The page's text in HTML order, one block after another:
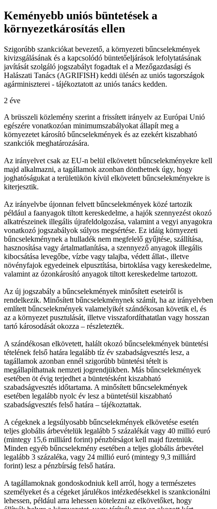
Keményebb uniós büntetések a
környezetkárosítás ellen
Szigorúbb szankciókat bevezető, a környezeti bűncselekmények
kivizsgálásának és a kapcsolódó büntetőeljárások lefolytatásának
javítását szolgáló jogszabályt fogadtak el a Mezőgazdasági és
Halászati Tanács (AGRIFISH) keddi ülésén az uniós tagországok
agárminiszterei - tájékoztatott az uniós tanács kedden.
2 éve
A brüsszeli közlemény szerint a frissített irányelv az Európai Unió
egészére vonatkozóan minimumszabályokat állapít meg a
környezetet károsító bűncselekmények és az ezekért kiszabható
szankciók meghatározására.
Az irányelvet csak az EU-n belül elkövetett bűncselekményekre kell
majd alkalmazni, a tagállamok azonban dönthetnek úgy, hogy
joghatóságukat a területükön kívül elkövetett bűncselekményekre is
kiterjesztik.
Az irányelvbe újonnan felvett bűncselekmények közé tartozik
például a faanyagok tiltott kereskedelme, a hajók szennyezést okozó
alkatrészeinek illegális újrafeldolgozása, valamint a vegyi anyagokra
vonatkozó jogszabályok súlyos megsértése. Ez idáig környezeti
bűncselekménynek a hulladék nem megfelelő gyűjtése, szállítása,
hasznosítása vagy ártalmatlanítása, a szennyező anyagok illegális
kibocsátása levegőbe, vízbe vagy talajba, védett állat-, illetve
növényfajok egyedeinek elpusztítása, birtoklása vagy kereskedelme,
valamint az ózonkárosító anyagok tiltott kereskedelme tartozott.
Az új jogszabály a bűncselekmények minősített eseteiről is
rendelkezik. Minősített bűncselekménynek számít, ha az irányelvben
említett bűncselekmények valamelyikét szándékosan követik el, és
az a környezet pusztulását, illetve visszafordíthatatlan vagy hosszan
tartó károsodását okozza – részletezték.
A szándékosan elkövetett, halált okozó bűncselekmények büntetési
tételének felső határa legalább tíz év szabadságvesztés lesz, a
tagállamok azonban ennél szigorúbb büntetési tételt is
megállapíthatnak nemzeti jogrendjükben. Más bűncselekmények
esetében öt évig terjedhet a büntetésként kiszabható
szabadságvesztés időtartama. A minősített bűncselekmények
esetében legalább nyolc év lesz a büntetésül kiszabható
szabadságvesztés felső határa – tájékoztattak.
A cégeknek a legsúlyosabb bűncselekmények elkövetése esetén
teljes globális árbevételük legalább 5 százalékát vagy 40 millió euró
(mintegy 15,6 milliárd forint) pénzbírságot kell majd fizetniük.
Minden egyéb bűncselekmény esetében a teljes globális árbevétel
legalább 3 százaléka, vagy 24 millió euró (mintegy 9,3 milliárd
forint) lesz a pénzbírság felső határa.
A tagállamoknak gondoskodniuk kell arról, hogy a természetes
személyeket és a cégeket járulékos intézkedésekkel is szankcionálni
lehessen, például arra lehessen kötelezni az elkövetőket, hogy